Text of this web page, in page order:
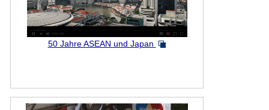
50 Jahre ASEAN und Japan